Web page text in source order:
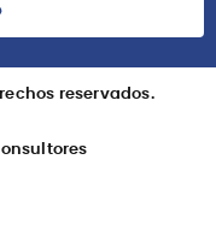
reservados.